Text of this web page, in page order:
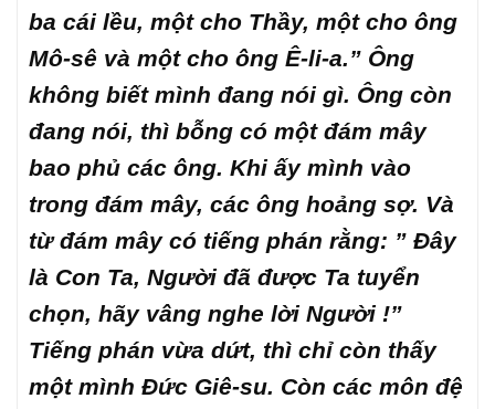
ba cái lều, một cho Thầy, một cho ông
Mô-sê và một cho ông Ê-li-a.” Ông
không biết mình đang nói gì. Ông còn
đang nói, thì bỗng có một đám mây
bao phủ các ông. Khi ấy mình vào
trong đám mây, các ông hoảng sợ. Và
từ đám mây có tiếng phán rằng: ” Đây
là Con Ta, Người đã được Ta tuyển
chọn, hãy vâng nghe lời Người !”
Tiếng phán vừa dứt, thì chỉ còn thấy
một mình Đức Giê-su. Còn các môn đệ